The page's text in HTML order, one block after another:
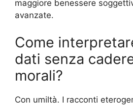
maggiore benessere
avanzate.
Come
dati senza
morali?
Con umiltà. I racconti